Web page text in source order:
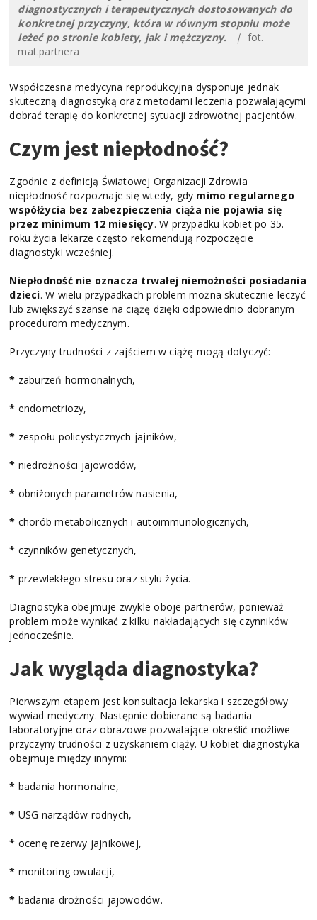
diagnostycznych i terapeutycznych dostosowanych do
konkretnej przyczyny, która w równym stopniu może
leżeć po stronie kobiety, jak i mężczyzny. | fot.
mat.partnera
Współczesna medycyna reprodukcyjna dysponuje jednak
skuteczną diagnostyką oraz metodami leczenia pozwalającymi
dobrać terapię do konkretnej sytuacji zdrowotnej pacjentów.
Czym jest niepłodność?
Zgodnie z definicją Światowej Organizacji Zdrowia
niepłodność rozpoznaje się wtedy, gdy mimo regularnego
współżycia bez zabezpieczenia ciąża nie pojawia się
przez minimum 12 miesięcy. W przypadku kobiet po 35.
roku życia lekarze często rekomendują rozpoczęcie
diagnostyki wcześniej.
Niepłodność nie oznacza trwałej niemożności posiadania
dzieci. W wielu przypadkach problem można skutecznie leczyć
lub zwiększyć szanse na ciążę dzięki odpowiednio dobranym
procedurom medycznym.
Przyczyny trudności z zajściem w ciążę mogą dotyczyć:
* zaburzeń hormonalnych,
* endometriozy,
* zespołu policystycznych jajników,
* niedrożności jajowodów,
* obniżonych parametrów nasienia,
* chorób metabolicznych i autoimmunologicznych,
* czynników genetycznych,
* przewlekłego stresu oraz stylu życia.
Diagnostyka obejmuje zwykle oboje partnerów, ponieważ
problem może wynikać z kilku nakładających się czynników
jednocześnie.
Jak wygląda diagnostyka?
Pierwszym etapem jest konsultacja lekarska i szczegółowy
wywiad medyczny. Następnie dobierane są badania
laboratoryjne oraz obrazowe pozwalające określić możliwe
przyczyny trudności z uzyskaniem ciąży. U kobiet diagnostyka
obejmuje między innymi:
* badania hormonalne,
* USG narządów rodnych,
* ocenę rezerwy jajnikowej,
* monitoring owulacji,
* badania drożności jajowodów.